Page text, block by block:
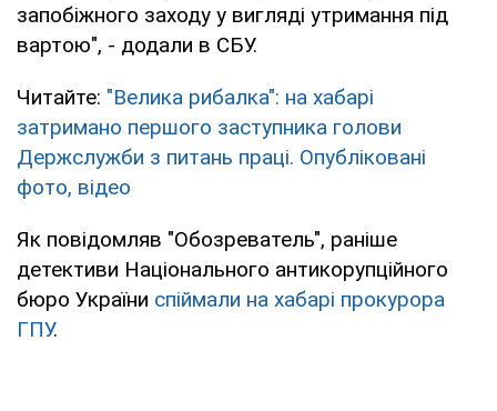
запобіжного заходу у вигляді утримання під
вартою", - додали в СБУ.
Читайте: "Велика рибалка": на хабарі
затримано першого заступника голови
Держслужби з питань праці. Опубліковані
фото, відео
Як повідомляв "Обозреватель", раніше
детективи Національного антикорупційного
бюро України спіймали на хабарі прокурора
ГПУ.